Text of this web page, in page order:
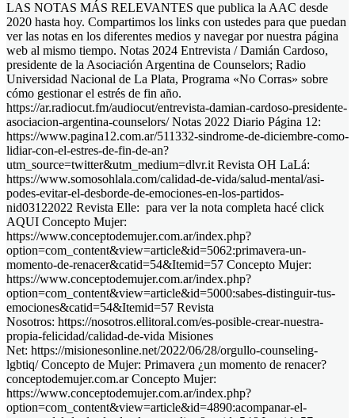
LAS NOTAS MÁS RELEVANTES que publica la AAC desde
2020 hasta hoy. Compartimos los links con ustedes para que puedan
ver las notas en los diferentes medios y navegar por nuestra página
web al mismo tiempo. Notas 2024 Entrevista / Damián Cardoso,
presidente de la Asociación Argentina de Counselors; Radio
Universidad Nacional de La Plata, Programa «No Corras» sobre
cómo gestionar el estrés de fin año.
https://ar.radiocut.fm/audiocut/entrevista-damian-cardoso-presidente-
asociacion-argentina-counselors/ Notas 2022 Diario Página 12:
https://www.pagina12.com.ar/511332-sindrome-de-diciembre-como-
lidiar-con-el-estres-de-fin-de-an?
utm_source=twitter&utm_medium=dlvr.it Revista OH LaLá:
https://www.somosohlala.com/calidad-de-vida/salud-mental/asi-
podes-evitar-el-desborde-de-emociones-en-los-partidos-
nid03122022 Revista Elle: para ver la nota completa hacé click
AQUI Concepto Mujer:
https://www.conceptodemujer.com.ar/index.php?
option=com_content&view=article&id=5062:primavera-un-
momento-de-renacer&catid=54&Itemid=57 Concepto Mujer:
https://www.conceptodemujer.com.ar/index.php?
option=com_content&view=article&id=5000:sabes-distinguir-tus-
emociones&catid=54&Itemid=57 Revista
Nosotros: https://nosotros.ellitoral.com/es-posible-crear-nuestra-
propia-felicidad/calidad-de-vida Misiones
Net: https://misionesonline.net/2022/06/28/orgullo-counseling-
lgbtiq/ Concepto de Mujer: Primavera ¿un momento de renacer?
conceptodemujer.com.ar Concepto Mujer:
https://www.conceptodemujer.com.ar/index.php?
option=com_content&view=article&id=4890:acompanar-el-